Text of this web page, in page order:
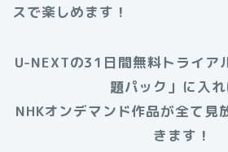
スで楽しめます！
U-NEXTの31日間無料トライア
題パック」に入れ
NHKオンデマンド作品が全て見
きます！